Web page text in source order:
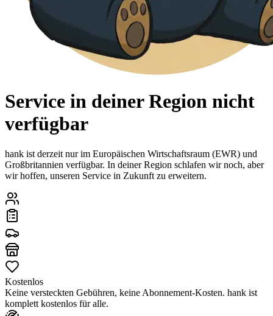
Service in deiner Region nicht
verfügbar
hank ist derzeit nur im Europäischen Wirtschaftsraum (EWR) und
Großbritannien verfügbar. In deiner Region schlafen wir noch, aber
wir hoffen, unseren Service in Zukunft zu erweitern.
Kostenlos
Keine versteckten Gebühren, keine Abonnement-Kosten. hank ist
komplett kostenlos für alle.